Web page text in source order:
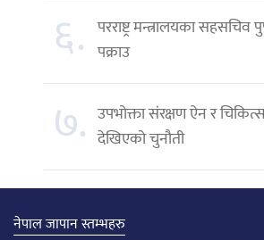
६. परराष्ट्र मन्त्रालयका सहसचिव
पक्राउ
७. उपभोक्ता संरक्षण ऐन र
देखिएको चुनौती
नेपाल जापान स्तम्भहरु